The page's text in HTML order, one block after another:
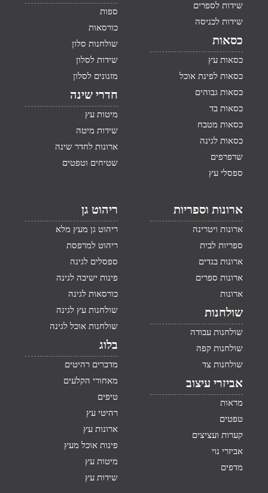
שידות לספרים
שידות לכניסה
כסאות
כסאות עץ
כסאות לפינת אוכל
כסאות גבוהים
כסאות בד
כסאות מטבח
כסאות לגינה
שרפרפים
ספסלי עץ
ספות
כורסאות
שולחנות סלון
שידות לסלון
מזנונים לסלון
חדרי שינה
מיטות עץ
שידות מיטה
ארונות לחדר שינה
שטיחים וטפטים
ארונות וספריות
ארונות ויטרינה
ספריות לבית
ארונות בגדים
ארונות ספרים
ארונות
שולחנות
שולחנות עבודה
שולחנות קפה
שולחנות צד
אביזרי עיצוב
מראות
טפטים
קערות ועציצים
אביזרי נוי
מדפים
ריהוט גן
ריהוט גן מעץ מלא
ריהוט למרפסת
ספסלים לגינה
פינות ישיבה לגינה
כורסאות לגינה
שולחנות עץ לגינה
שולחנות אוכל לגינה
בלוג
מדברים רהיטים
מאחורי הקלעים
טיפים
רהיטי עץ
ארונות עץ
פינות אוכל מעץ
מיטות עץ
שידות עץ